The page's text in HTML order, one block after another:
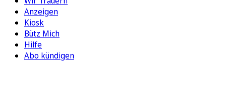
Anzeigen
Kiosk
Bütz Mich
Hilfe
Abo kündigen